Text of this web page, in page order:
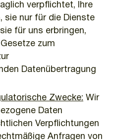
verpflichtet, Ihre
sie nur für die Dienste
für uns erbringen,
zum
Datenübertragung
Zwecke: Wir
Daten
Verpflichtungen
Anfragen von